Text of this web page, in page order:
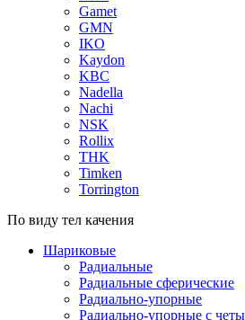
Gamet
GMN
IKO
Kaydon
KBC
Nadella
Nachi
NSK
Rollix
THK
Timken
Torrington
По виду тел качения
Шариковые
Радиальные
Радиальные сферические
Радиально-упорные
Радиально-упорные с